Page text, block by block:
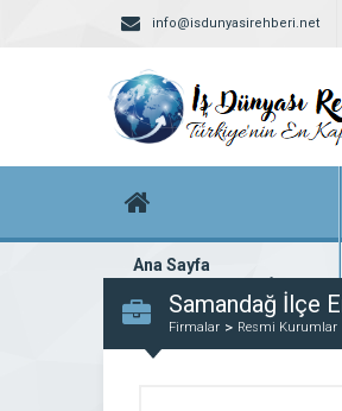
info@isdunyasirehberi.net
Ana Sayfa
Firma rehberi ana sayfanız
Samandağ İlçe
Firmalar Resmi Kurumlar